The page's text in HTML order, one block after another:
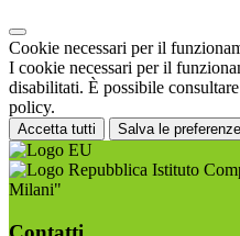
Cookie necessari per il
I cookie necessari per il
disabilitati. È possibile
policy.
Accetta tutti Salva le preferenze
Istituto
Milani"